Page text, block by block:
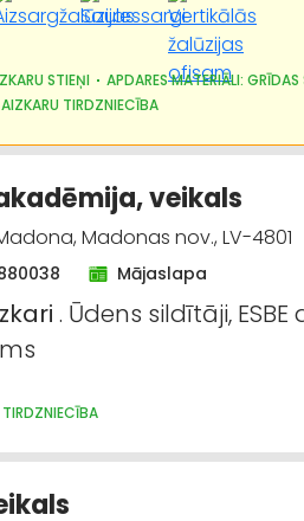
STIEŅI
APDARES MATERIĀLI: GRĪDAS
TIRDZNIECĪBA
veikals
Madonas nov., LV-4801
Mājaslapa
. Ūdens sildītāji,